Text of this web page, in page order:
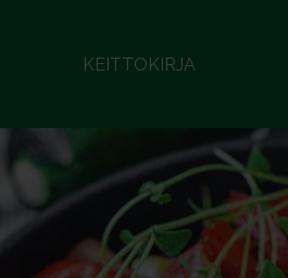
KEITTOKIRJA